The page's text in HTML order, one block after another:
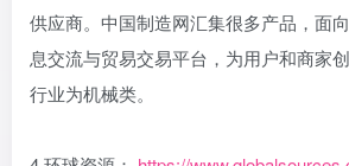
供应商。中国制造网汇集很多产品，面
息交流与贸易交易平台，为用户和商家
行业为机械类。